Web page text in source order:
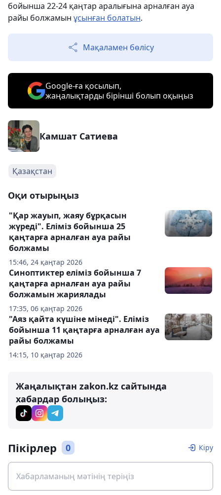
бойынша 22-24 қаңтар аралығына арналған ауа
райы болжамын ұсынған болатын.
Мақаламен бөлісу
Google-ға қосылып,
жаңалықтарды бірінші болып оқыңыз
Камшат Сатиева
Қазақстан
Оқи отырыңыз
15:46, 24 қаңтар 2026
"Қар жауып, жаяу бұрқасын
жүреді". Еліміз бойынша 25
қаңтарға арналған ауа райы
болжамы
17:35, 06 қаңтар 2026
Синоптиктер еліміз бойынша 7
қаңтарға арналған ауа райы
болжамын жариялады
14:15, 10 қаңтар 2026
"Аяз қайта күшіне мінеді". Еліміз
бойынша 11 қаңтарға арналған ауа
райы болжамы
Жаңалықтан zakon.kz сайтында
хабардар болыңыз:
Пікірлер 0 Кіру